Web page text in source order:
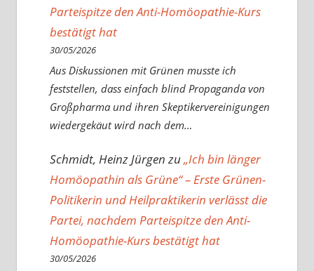
Parteispitze den Anti-Homöopathie-Kurs
bestätigt hat
30/05/2026
Aus Diskussionen mit Grünen musste ich
feststellen, dass einfach blind Propaganda von
Großpharma und ihren Skeptikervereinigungen
wiedergekäut wird nach dem…
Schmidt, Heinz Jürgenzu„Ich bin länger
Homöopathin als Grüne“ – Erste Grünen-
Politikerin und Heilpraktikerin verlässt die
Partei, nachdem Parteispitze den Anti-
Homöopathie-Kurs bestätigt hat
30/05/2026